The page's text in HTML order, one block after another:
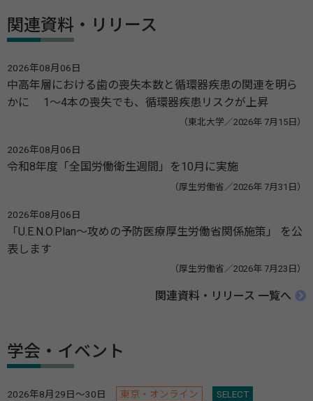
関連資料・リリース
2026年08月06日
中高年層における歯の喪失本数と循環器疾患の関連を明ら
かに 1～4本の喪失でも、循環器疾患リスクが上昇
（東北大学／2026年 7月15日）
2026年08月06日
令和8年度「全国労働衛生週間」を10月に実施
（厚生労働省／2026年 7月31日）
2026年08月06日
「U.E.N.O.Plan～攻めの予防医療厚生労働省関係施策」 を公
表します
（厚生労働省／2026年 7月23日）
関連資料・リリース 一覧へ
学会・イベント
2026年8月29日～30日 東京・オンライン SELECT